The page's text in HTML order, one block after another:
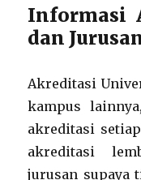
Informasi
dan
Akreditasi
kampus
akreditasi
akreditasi
jurusan supaya